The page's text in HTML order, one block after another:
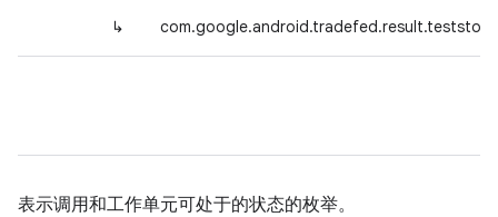
↳
表示调用和工作单元可处于的状态的枚举。